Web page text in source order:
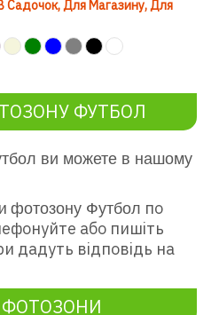
Садочок Для Магазину Для
ФУТБОЛ
ви можете в нашому
фотозону Футбол по
або пишіть
дадуть відповідь на
ФОТОЗОНИ